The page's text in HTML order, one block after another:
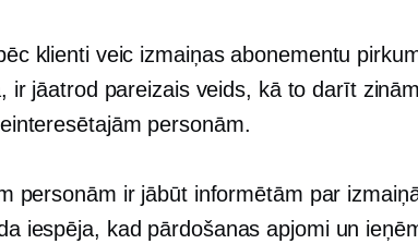
klienti veic izmaiņas abonementu
ir jāatrod pareizais veids, kā to darīt
personām.
personām ir jābūt informētām par
iespēja, kad pārdošanas apjomi un